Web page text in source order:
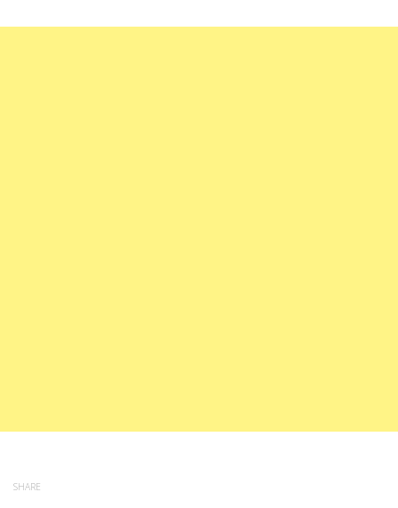
SHARE